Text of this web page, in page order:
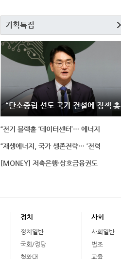
기획특집
“탄소중립 선도 국가 건설에 정책 총
“전기 블랙홀 ‘데이터센터’… 에너지
“재생에너지, 국가 생존전략… ‘전력
[MONEY] 저축은행·상호금융권도
정치
정치일반
국회/정당
청와대
사회
사회일반
법조
교육